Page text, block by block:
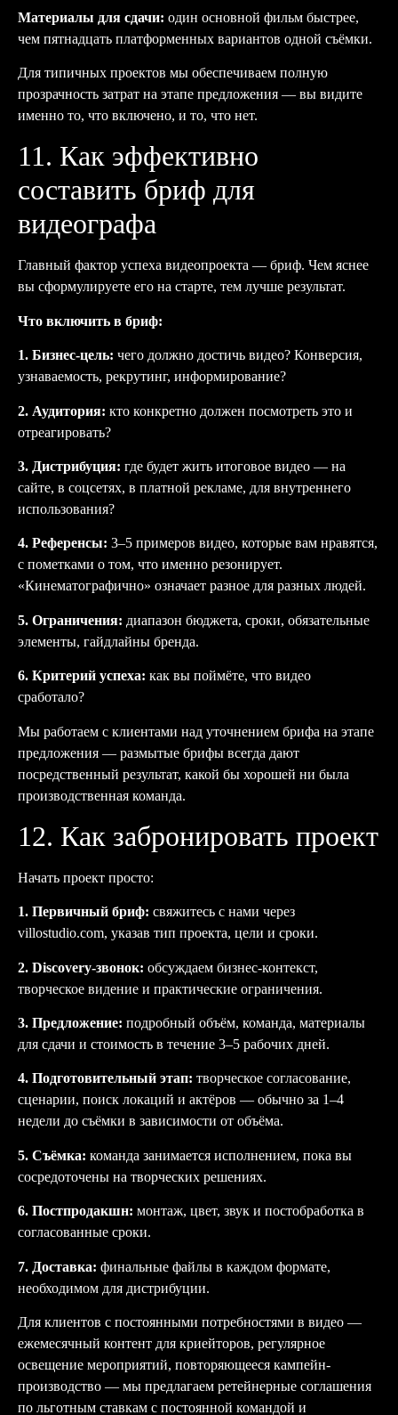
Материалы для сдачи: один основной фильм быстрее,
чем пятнадцать платформенных вариантов одной съёмки.
Для типичных проектов мы обеспечиваем полную
прозрачность затрат на этапе предложения — вы видите
именно то, что включено, и то, что нет.
11. Как эффективно
составить бриф для
видеографа
Главный фактор успеха видеопроекта — бриф. Чем яснее
вы сформулируете его на старте, тем лучше результат.
Что включить в бриф:
1. Бизнес-цель: чего должно достичь видео? Конверсия,
узнаваемость, рекрутинг, информирование?
2. Аудитория: кто конкретно должен посмотреть это и
отреагировать?
3. Дистрибуция: где будет жить итоговое видео — на
сайте, в соцсетях, в платной рекламе, для внутреннего
использования?
4. Референсы: 3–5 примеров видео, которые вам нравятся,
с пометками о том, что именно резонирует.
«Кинематографично» означает разное для разных людей.
5. Ограничения: диапазон бюджета, сроки, обязательные
элементы, гайдлайны бренда.
6. Критерий успеха: как вы поймёте, что видео
сработало?
Мы работаем с клиентами над уточнением брифа на этапе
предложения — размытые брифы всегда дают
посредственный результат, какой бы хорошей ни была
производственная команда.
12. Как забронировать проект
Начать проект просто:
1. Первичный бриф: свяжитесь с нами через
villostudio.com, указав тип проекта, цели и сроки.
2. Discovery-звонок: обсуждаем бизнес-контекст,
творческое видение и практические ограничения.
3. Предложение: подробный объём, команда, материалы
для сдачи и стоимость в течение 3–5 рабочих дней.
4. Подготовительный этап: творческое согласование,
сценарии, поиск локаций и актёров — обычно за 1–4
недели до съёмки в зависимости от объёма.
5. Съёмка: команда занимается исполнением, пока вы
сосредоточены на творческих решениях.
6. Постпродакшн: монтаж, цвет, звук и постобработка в
согласованные сроки.
7. Доставка: финальные файлы в каждом формате,
необходимом для дистрибуции.
Для клиентов с постоянными потребностями в видео —
ежемесячный контент для криейторов, регулярное
освещение мероприятий, повторяющееся кампейн-
производство — мы предлагаем ретейнерные соглашения
по льготным ставкам с постоянной командой и